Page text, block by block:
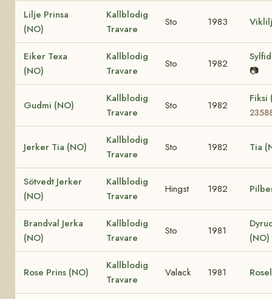
Lilje Prinsa
(NO)
Kallblodig
Travare
Sto 1983
Eiker Texa
(NO)
Kallblodig
Travare
Sto 1982
📷
Gudmi (NO)
Kallblodig
Travare
Sto 1982
Jerker Tia (NO)
Kallblodig
Travare
Sto 1982 Tia
Sötvedt Jerker
(NO)
Kallblodig
Travare
Hingst 1982
Brandval Jerka
(NO)
Kallblodig
Travare
Sto 1981
(NO)
Rose Prins (NO)
Kallblodig
Travare
Valack 1981